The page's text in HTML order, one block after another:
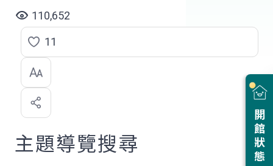
尋
開館狀態
110,652
點
選
喜
歡
11
主題導覽搜尋